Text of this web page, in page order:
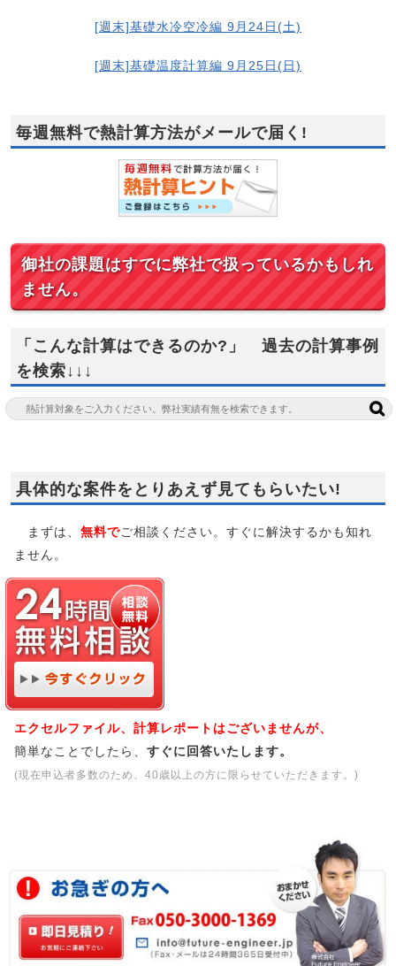
[週末]基礎水冷空冷編 9月24日(土)
[週末]基礎温度計算編 9月25日(日)
毎週無料で熱計算方法がメールで届く!
御社の課題はすでに弊社で扱っているかもしれ
ません。
「こんな計算はできるのか?」 過去の計算事例
を検索↓↓↓
具体的な案件をとりあえず見てもらいたい!
まずは、 無料でご相談ください。すぐに解決するかも知れ
ません。
エクセルファイル、計算レポートはございませんが、
簡単なことでしたら、 すぐに回答いたします。
(現在申込者多数のため、40歳以上の方に限らせていただきます。)